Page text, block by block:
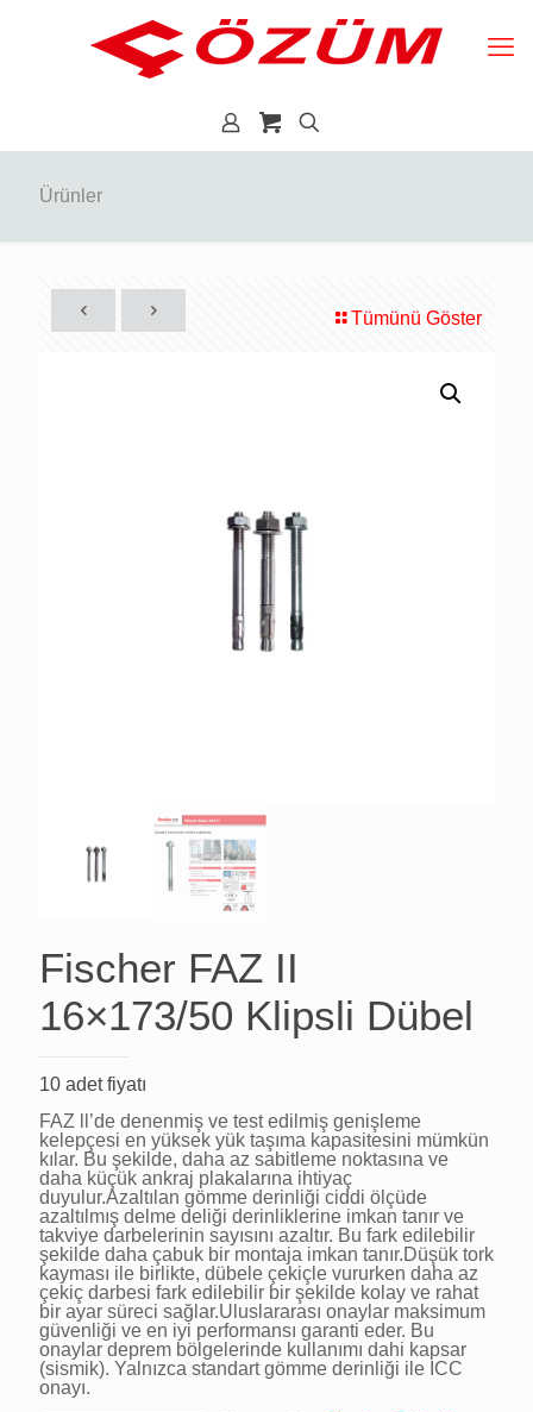
Ürünler
Tümünü Göster
Fischer FAZ II
16×173/50 Klipsli Dübel
10 adet fiyatı
FAZ ll’de denenmiş ve test edilmiş genişleme
kelepçesi en yüksek yük taşıma kapasitesini mümkün
kılar. Bu şekilde, daha az sabitleme noktasına ve
daha küçük ankraj plakalarına ihtiyaç
duyulur.Azaltılan gömme derinliği ciddi ölçüde
azaltılmış delme deliği derinliklerine imkan tanır ve
takviye darbelerinin sayısını azaltır. Bu fark edilebilir
şekilde daha çabuk bir montaja imkan tanır.Düşük tork
kayması ile birlikte, dübele çekiçle vururken daha az
çekiç darbesi fark edilebilir bir şekilde kolay ve rahat
bir ayar süreci sağlar.Uluslararası onaylar maksimum
güvenliği ve en iyi performansı garanti eder. Bu
onaylar deprem bölgelerinde kullanımı dahi kapsar
(sismik). Yalnızca standart gömme derinliği ile ICC
onayı.